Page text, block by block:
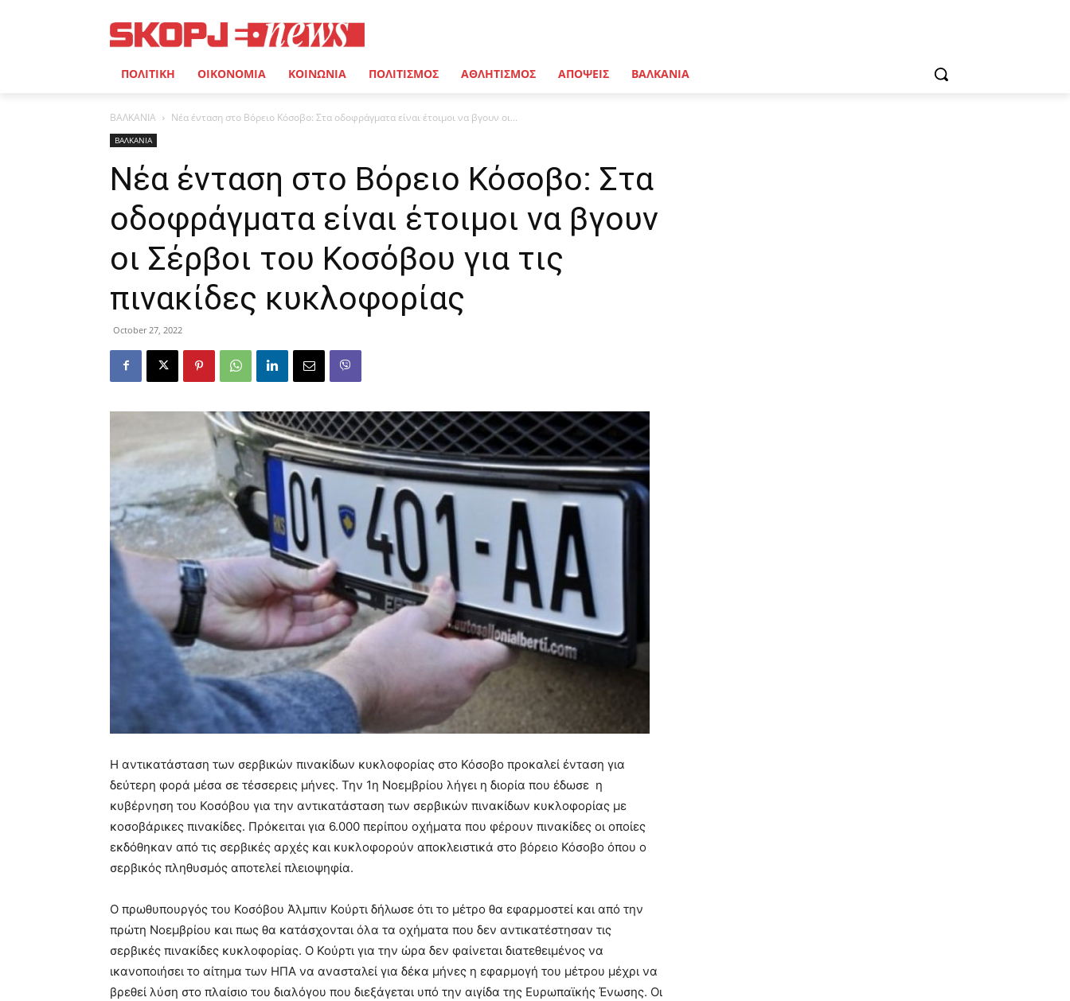
ΠΟΛΙΤΙΚΗ ΟΙΚΟΝΟΜΙΑ ΚΟΙΝΩΝΙΑ ΠΟΛΙΤΙΣΜΟΣ ΑΘΛΗΤΙΣΜΟΣ ΑΠΟΨΕΙΣ ΒΑΛΚΑΝΙΑ
ΒΑΛΚΑΝΙΑ Νέα ένταση στο Βόρειο Κόσοβο: Στα οδοφράγματα είναι έτοιμοι να βγουν οι...
ΒΑΛΚΑΝΙΑ
Νέα ένταση στο Βόρειο Κόσοβο: Στα
οδοφράγματα είναι έτοιμοι να βγουν
οι Σέρβοι του Κοσόβου για τις
πινακίδες κυκλοφορίας
October 27, 2022
Η αντικατάσταση των σερβικών πινακίδων κυκλοφορίας στο Κόσοβο προκαλεί ένταση για
δεύτερη φορά μέσα σε τέσσερεις μήνες. Την 1η Νοεμβρίου λήγει η διορία που έδωσε η
κυβέρνηση του Κοσόβου για την αντικατάσταση των σερβικών πινακίδων κυκλοφορίας με
κοσοβάρικες πινακίδες. Πρόκειται για 6.000 περίπου οχήματα που φέρουν πινακίδες οι οποίες
εκδόθηκαν από τις σερβικές αρχές και κυκλοφορούν αποκλειστικά στο βόρειο Κόσοβο όπου ο
σερβικός πληθυσμός αποτελεί πλειοψηφία.
Ο πρωθυπουργός του Κοσόβου Άλμπιν Κούρτι δήλωσε ότι το μέτρο θα εφαρμοστεί και από την
πρώτη Νοεμβρίου και πως θα κατάσχονται όλα τα οχήματα που δεν αντικατέστησαν τις
σερβικές πινακίδες κυκλοφορίας. Ο Κούρτι για την ώρα δεν φαίνεται διατεθειμένος να
ικανοποιήσει το αίτημα των ΗΠΑ να ανασταλεί για δέκα μήνες η εφαρμογή του μέτρου μέχρι να
βρεθεί λύση στο πλαίσιο του διαλόγου που διεξάγεται υπό την αιγίδα της Ευρωπαϊκής Ένωσης. Οι